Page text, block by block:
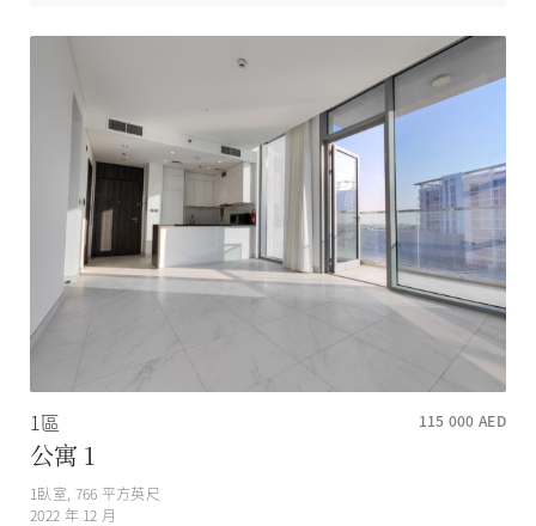
1區 115 000 AED
公寓 1
1臥室, 766 平方英尺
2022 年 12 月